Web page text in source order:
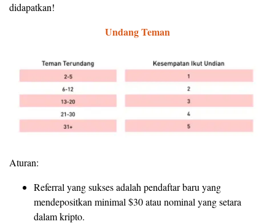
didapatkan!
Undang Teman
Aturan:
Referral yang sukses adalah pendaftar baru yang
mendepositkan minimal $30 atau nominal yang setara
dalam kripto.